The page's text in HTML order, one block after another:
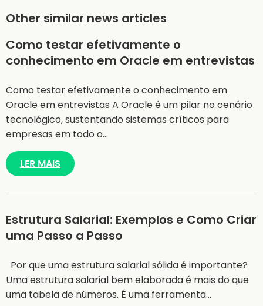
Other similar news articles
Como testar efetivamente o
conhecimento em Oracle em entrevistas
Como testar efetivamente o conhecimento em
Oracle em entrevistas A Oracle é um pilar no cenário
tecnológico, sustentando sistemas críticos para
empresas em todo o…
LER MAIS
Estrutura Salarial: Exemplos e Como Criar
uma Passo a Passo
Por que uma estrutura salarial sólida é importante?
Uma estrutura salarial bem elaborada é mais do que
uma tabela de números. É uma ferramenta…